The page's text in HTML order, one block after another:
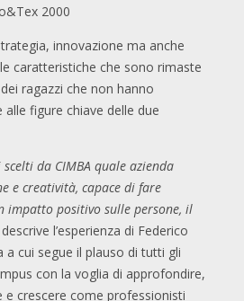
2000
innovazione ma anche
caratteristiche che sono rimaste
ragazzi che non hanno
figure chiave delle due
da CIMBA quale azienda
e creatività, capace di fare
impatto positivo sulle persone, il
descrive l’esperienza di Federico
a cui segue il plauso di tutti gli
con la voglia di approfondire,
e crescere come professionisti